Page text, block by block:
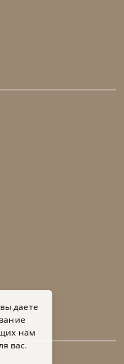
даете
нам
вас.